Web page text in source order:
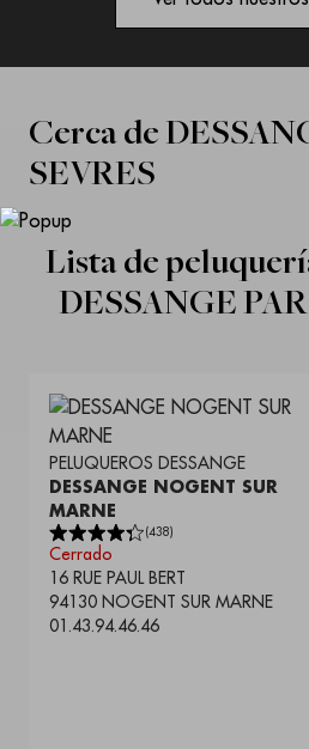
Cerca de
SEVRES
Lista de
DESSANGE
PELUQUEROS DESSANGE
DESSANGE NOGENT SUR
MARNE
(438)
Cerrado
16 RUE PAUL BERT
94130 NOGENT SUR MARNE
01.43.94.46.46